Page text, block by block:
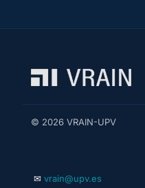
© 2026 VRAIN-UPV
✉ vrain@upv.es